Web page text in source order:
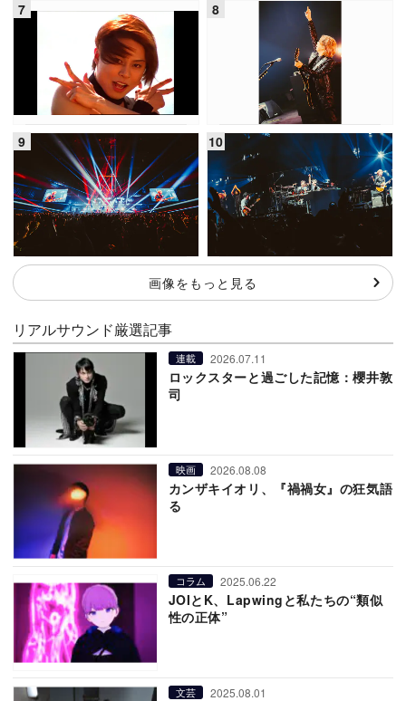
画像をもっと見る
リアルサウンド厳選記事
連載 2026.07.11
ロックスターと過ごした記憶：櫻井敦
司
映画 2026.08.08
カンザキイオリ、『禍禍女』の狂気語
る
コラム 2025.06.22
JOIとK、Lapwingと私たちの“類似
性の正体”
文芸 2025.08.01